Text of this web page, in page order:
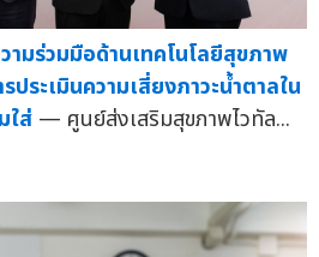
ามร่วมมือด้านเทคโนโลยีสุขภาพ
ระเมินความเสี่ยงภาวะน้ำตาลใน
ใส่ — ศูนย์ส่งเสริมสุขภาพไวทัล...